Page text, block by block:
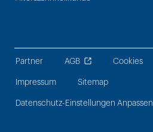
Partner AGB Cookies
Impressum Sitemap
Datenschutz-Einstellungen Anpassen